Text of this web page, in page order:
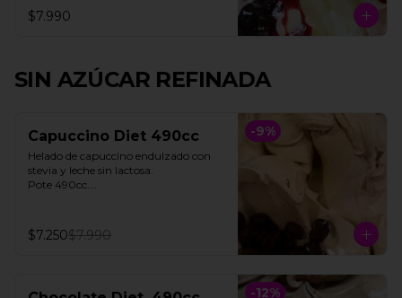
$7.990
SIN AZÚCAR REFINADA
-9%
Capuccino Diet 490cc
Helado de capuccino endulzado con
stevia y leche sin lactosa.
Pote 490cc.
$7.250$7.990
-12%